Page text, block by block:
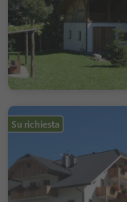
Su richiesta